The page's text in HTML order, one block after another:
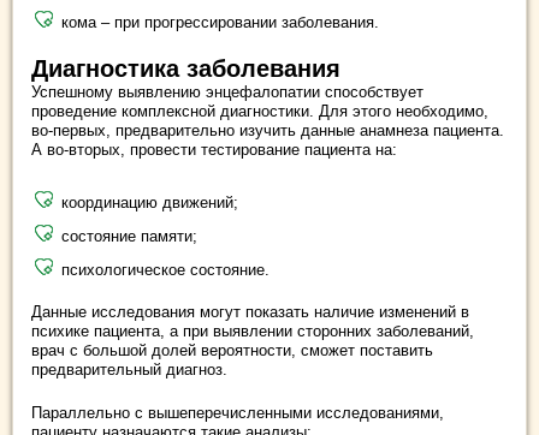
кома – при прогрессировании заболевания.
Диагностика заболевания
Успешному выявлению энцефалопатии способствует
проведение комплексной диагностики. Для этого необходимо,
во-первых, предварительно изучить данные анамнеза пациента.
А во-вторых, провести тестирование пациента на:
координацию движений;
состояние памяти;
психологическое состояние.
Данные исследования могут показать наличие изменений в
психике пациента, а при выявлении сторонних заболеваний,
врач с большой долей вероятности, сможет поставить
предварительный диагноз.
Параллельно с вышеперечисленными исследованиями,